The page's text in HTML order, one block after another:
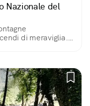
Nazionale del
di meraviglia.